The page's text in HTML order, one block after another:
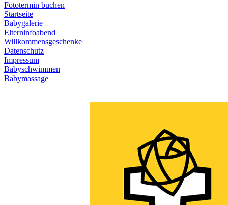
Fototermin buchen
Startseite
Babygalerie
Elterninfoabend
Willkommensgeschenke
Datenschutz
Impressum
Babyschwimmen
Babymassage